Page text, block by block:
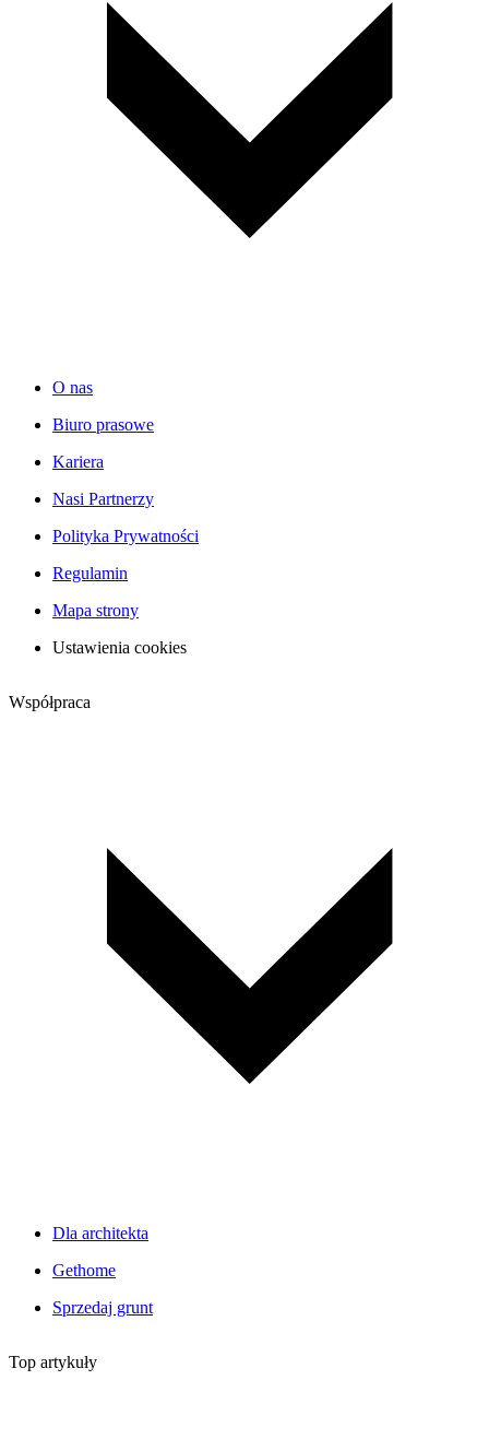
O nas
Biuro prasowe
Kariera
Nasi Partnerzy
Polityka Prywatności
Regulamin
Mapa strony
Ustawienia cookies
Współpraca
Dla architekta
Gethome
Sprzedaj grunt
Top artykuły